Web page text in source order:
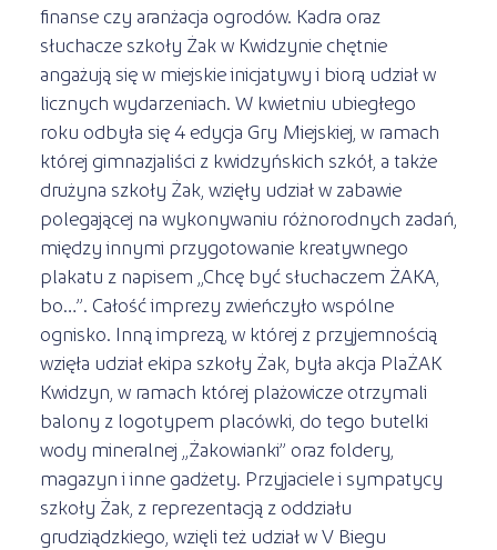
finanse czy aranżacja ogrodów. Kadra oraz
słuchacze szkoły Żak w Kwidzynie chętnie
angażują się w miejskie inicjatywy i biorą udział w
licznych wydarzeniach. W kwietniu ubiegłego
roku odbyła się 4 edycja Gry Miejskiej, w ramach
której gimnazjaliści z kwidzyńskich szkół, a także
drużyna szkoły Żak, wzięły udział w zabawie
polegającej na wykonywaniu różnorodnych zadań,
między innymi przygotowanie kreatywnego
plakatu z napisem „Chcę być słuchaczem ŻAKA,
bo…”. Całość imprezy zwieńczyło wspólne
ognisko. Inną imprezą, w której z przyjemnością
wzięła udział ekipa szkoły Żak, była akcja PlaŻAK
Kwidzyn, w ramach której plażowicze otrzymali
balony z logotypem placówki, do tego butelki
wody mineralnej „Żakowianki” oraz foldery,
magazyn i inne gadżety. Przyjaciele i sympatycy
szkoły Żak, z reprezentacją z oddziału
grudziądzkiego, wzięli też udział w V Biegu